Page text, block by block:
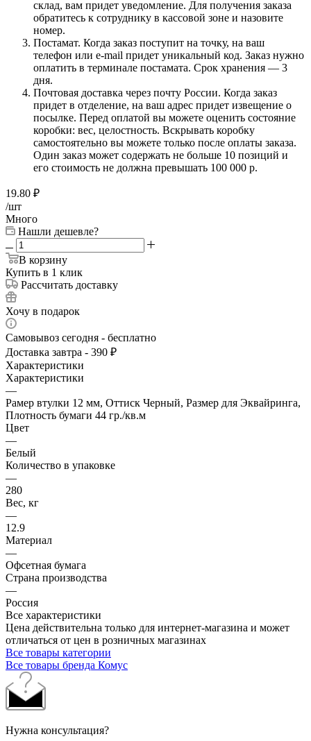
склад, вам придет уведомление. Для получения заказа
обратитесь к сотруднику в кассовой зоне и назовите
номер.
Постамат. Когда заказ поступит на точку, на ваш
телефон или e-mail придет уникальный код. Заказ нужно
оплатить в терминале постамата. Срок хранения — 3
дня.
Почтовая доставка через почту России. Когда заказ
придет в отделение, на ваш адрес придет извещение о
посылке. Перед оплатой вы можете оценить состояние
коробки: вес, целостность. Вскрывать коробку
самостоятельно вы можете только после оплаты заказа.
Один заказ может содержать не больше 10 позиций и
его стоимость не должна превышать 100 000 р.
19.80 ₽
/шт
Много
Нашли дешевле?
В корзину
Купить в 1 клик
Рассчитать доставку
Хочу в подарок
Самовывоз сегодня - бесплатно
Доставка завтра - 390 ₽
Характеристики
Характеристики
—
Рамер втулки 12 мм, Оттиск Черный, Размер для Эквайринга,
Плотность бумаги 44 гр./кв.м
Цвет
—
Белый
Количество в упаковке
—
280
Вес, кг
—
12.9
Материал
—
Офсетная бумага
Страна производства
—
Россия
Все характеристики
Цена действительна только для интернет-магазина и может
отличаться от цен в розничных магазинах
Все товары категории
Все товары бренда Комус
Нужна консультация?